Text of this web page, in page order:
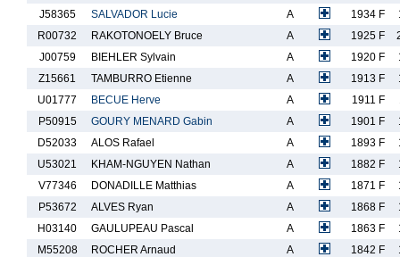
J58365
SALVADOR Lucie A 1934 F
R00732
RAKOTONOELY Bruce A 1925 F
J00759
BIEHLER Sylvain A 1920 F
Z15661
TAMBURRO Etienne A 1913 F
U01777
BECUE Herve A 1911 F
P50915
GOURY MENARD Gabin A 1901 F
D52033
ALOS Rafael A 1893 F
U53021
KHAM-NGUYEN Nathan A 1882 F
V77346
DONADILLE Matthias A 1871 F
P53672
ALVES Ryan A 1868 F
H03140
GAULUPEAU Pascal A 1863 F
M55208
ROCHER Arnaud A 1842 F